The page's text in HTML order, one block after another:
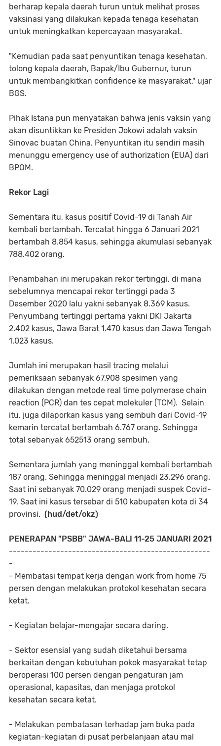
berharap kepala daerah turun untuk melihat proses
vaksinasi yang dilakukan kepada tenaga kesehatan
untuk meningkatkan kepercayaan masyarakat.
"Kemudian pada saat penyuntikan tenaga kesehatan,
tolong kepala daerah, Bapak/Ibu Gubernur, turun
untuk membangkitkan confidence ke masyarakat," ujar
BGS.
Pihak Istana pun menyatakan bahwa jenis vaksin yang
akan disuntikkan ke Presiden Jokowi adalah vaksin
Sinovac buatan China. Penyuntikan itu sendiri masih
menunggu emergency use of authorization (EUA) dari
BPOM.
Rekor Lagi
Sementara itu, kasus positif Covid-19 di Tanah Air
kembali bertambah. Tercatat hingga 6 Januari 2021
bertambah 8.854 kasus, sehingga akumulasi sebanyak
788.402 orang.
Penambahan ini merupakan rekor tertinggi, di mana
sebelumnya mencapai rekor tertinggi pada 3
Desember 2020 lalu yakni sebanyak 8.369 kasus.
Penyumbang tertinggi pertama yakni DKI Jakarta
2.402 kasus, Jawa Barat 1.470 kasus dan Jawa Tengah
1.023 kasus.
Jumlah ini merupakan hasil tracing melalui
pemeriksaan sebanyak 67.908 spesimen yang
dilakukan dengan metode real time polymerase chain
reaction (PCR) dan tes cepat molekuler (TCM). Selain
itu, juga dilaporkan kasus yang sembuh dari Covid-19
kemarin tercatat bertambah 6.767 orang. Sehingga
total sebanyak 652513 orang sembuh.
Sementara jumlah yang meninggal kembali bertambah
187 orang. Sehingga meninggal menjadi 23.296 orang.
Saat ini sebanyak 70.029 orang menjadi suspek Covid-
19. Saat ini kasus tersebar di 510 kabupaten kota di 34
provinsi. (hud/det/okz)
PENERAPAN "PSBB" JAWA-BALI 11-25 JANUARI 2021
---------------------------------------------------
-
- Membatasi tempat kerja dengan work from home 75
persen dengan melakukan protokol kesehatan secara
ketat.
- Kegiatan belajar-mengajar secara daring.
- Sektor esensial yang sudah diketahui bersama
berkaitan dengan kebutuhan pokok masyarakat tetap
beroperasi 100 persen dengan pengaturan jam
operasional, kapasitas, dan menjaga protokol
kesehatan secara ketat.
- Melakukan pembatasan terhadap jam buka pada
kegiatan-kegiatan di pusat perbelanjaan atau mal